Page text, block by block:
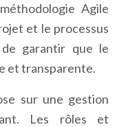
Agile
et le processus
garantir que le
et transparente.
sur une gestion
Les rôles et